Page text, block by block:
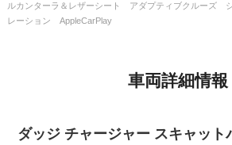
新車情報
買取
会社紹介
ルカンターラ＆レザーシート アダプティブクルーズ
レーション AppleCarPlay
車両詳細情報
ダッジ チャージャー スキャッ